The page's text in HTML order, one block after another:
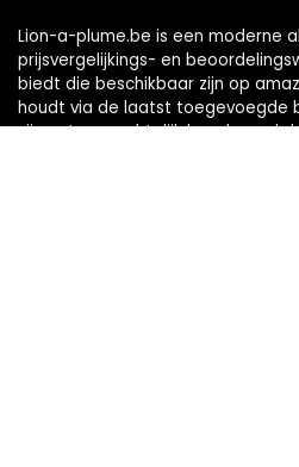
Lion-a-plume.be is een moderne
prijsvergelijkings- en
biedt die beschikbaar zijn op
houdt via de laatst toegevoegde
zijn auteursrechtelijk beschermd